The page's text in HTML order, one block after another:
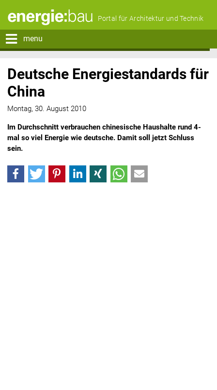
Portal für Architektur und Technik
menu
Deutsche Energiestandards für
China
Montag, 30. August 2010
Im Durchschnitt verbrauchen chinesische Haushalte rund 4-
mal so viel Energie wie deutsche. Damit soll jetzt Schluss
sein.